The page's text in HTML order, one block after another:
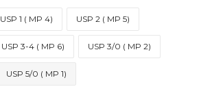
USP 1 ( MP 4) USP 2 ( MP 5)
USP 3-4 ( MP 6) USP 3/0 ( MP 2)
USP 5/0 ( MP 1)